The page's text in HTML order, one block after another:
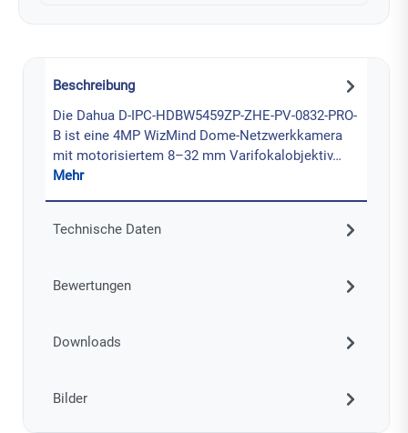
Beschreibung
Die Dahua D-IPC-HDBW5459ZP-ZHE-PV-0832-PRO-
B ist eine 4MP WizMind Dome-Netzwerkkamera
mit motorisiertem 8–32 mm Varifokalobjektiv…
Mehr
Technische Daten
Bewertungen
Downloads
Bilder